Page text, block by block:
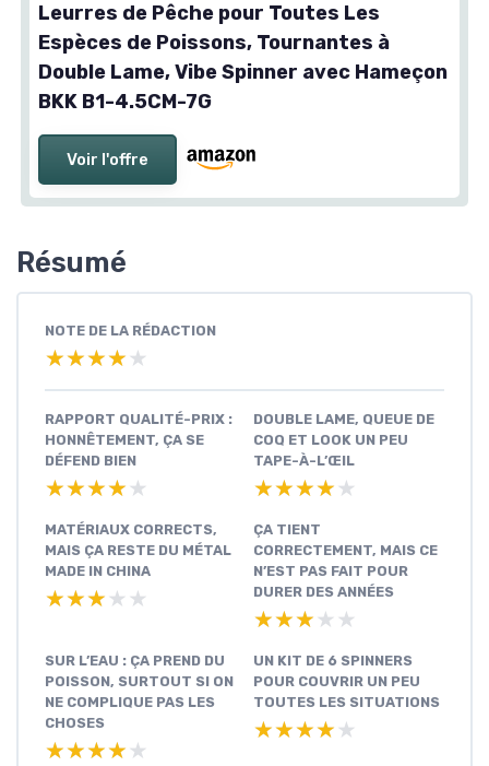
Leurres de Pêche pour Toutes Les
Espèces de Poissons, Tournantes à
Double Lame, Vibe Spinner avec Hameçon
BKK B1-4.5CM-7G
Voir l'offre
Résumé
NOTE DE LA RÉDACTION
★★★★★
★★★★★
RAPPORT QUALITÉ-PRIX :
HONNÊTEMENT, ÇA SE
DÉFEND BIEN
★★★★★
★★★★★
DOUBLE LAME, QUEUE DE
COQ ET LOOK UN PEU
TAPE-À-L’ŒIL
★★★★★
★★★★★
MATÉRIAUX CORRECTS,
MAIS ÇA RESTE DU MÉTAL
MADE IN CHINA
★★★★★
★★★★★
ÇA TIENT
CORRECTEMENT, MAIS CE
N’EST PAS FAIT POUR
DURER DES ANNÉES
★★★★★
★★★★★
SUR L’EAU : ÇA PREND DU
POISSON, SURTOUT SI ON
NE COMPLIQUE PAS LES
CHOSES
★★★★★
★★★★★
UN KIT DE 6 SPINNERS
POUR COUVRIR UN PEU
TOUTES LES SITUATIONS
★★★★★
★★★★★